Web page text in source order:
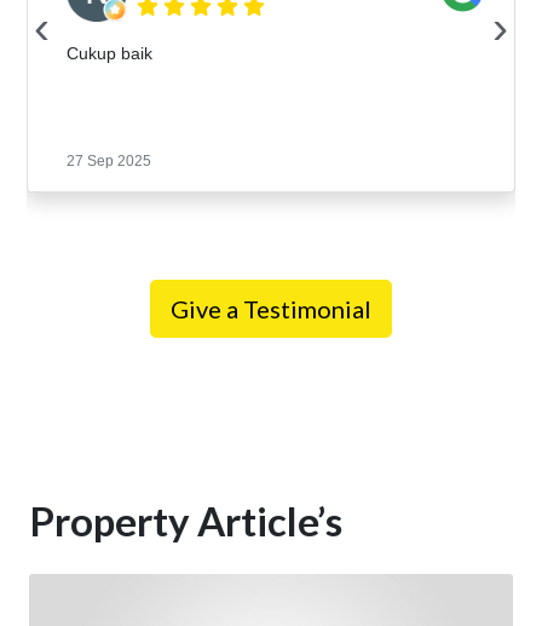
Cukup baik
27 Sep 2025
‹ ›
Give a Testimonial
Property Article’s